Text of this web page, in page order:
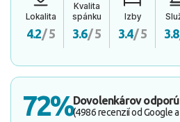
Lokalita
4.2/ 5
Kvalita
spánku
3.6/ 5
Izby
3.4/ 5 3.8
72%Dovolenkárov
(4986 recenzií od Google